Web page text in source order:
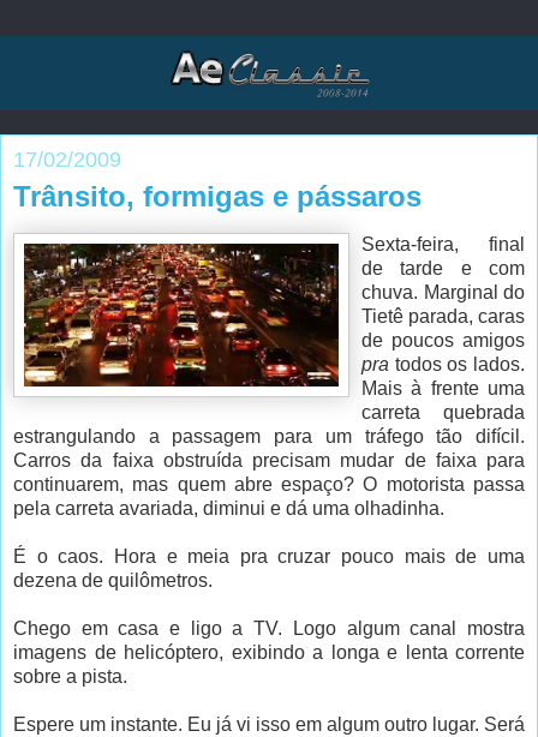
17/02/2009
Trânsito, formigas e pássaros
Sexta-feira, final
de tarde e com
chuva. Marginal do
Tietê parada, caras
de poucos amigos
pra todos os lados.
Mais à frente uma
carreta quebrada
estrangulando a passagem para um tráfego tão difícil.
Carros da faixa obstruída precisam mudar de faixa para
continuarem, mas quem abre espaço? O motorista passa
pela carreta avariada, diminui e dá uma olhadinha.
É o caos. Hora e meia pra cruzar pouco mais de uma
dezena de quilômetros.
Chego em casa e ligo a TV. Logo algum canal mostra
imagens de helicóptero, exibindo a longa e lenta corrente
sobre a pista.
Espere um instante. Eu já vi isso em algum outro lugar. Será